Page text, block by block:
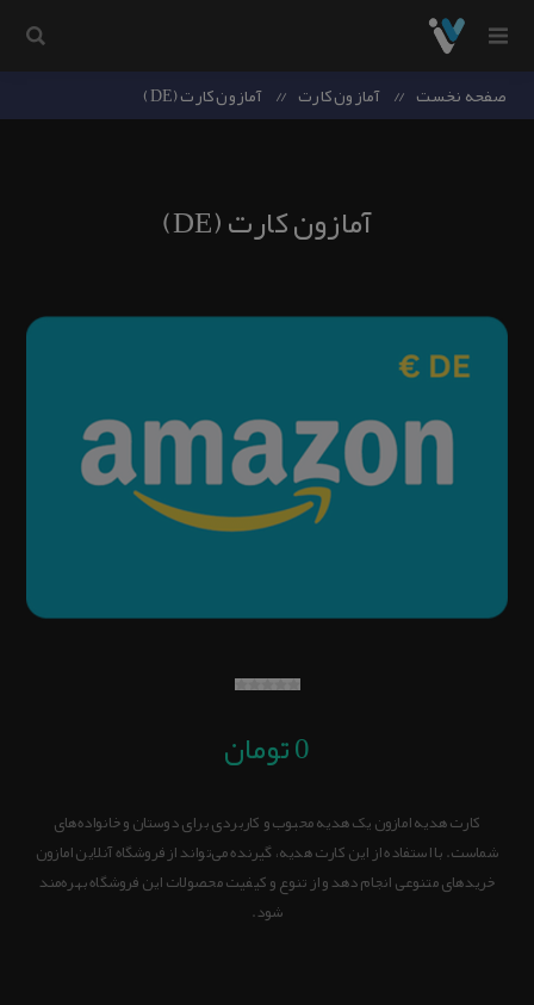
صفحه نخست / آمازون کارت / آمازون کارت (DE)
آمازون کارت (DE)
0 تومان
کارت هدیه امازون یک هدیه محبوب و کاربردی برای دوستان و خانواده‌های
شماست. با استفاده از این کارت هدیه، گیرنده می‌تواند از فروشگاه آنلاین امازون
خریدهای متنوعی انجام دهد و از تنوع و کیفیت محصولات این فروشگاه بهره‌مند
شود.